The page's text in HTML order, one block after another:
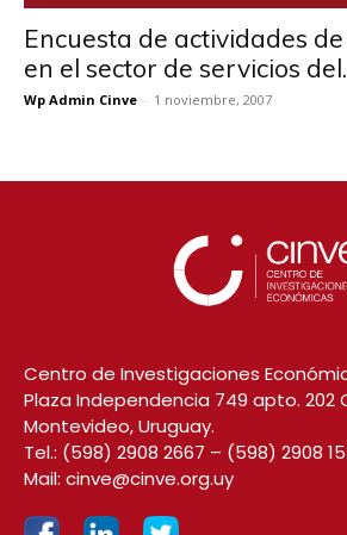
Encuesta de actividades
en el sector de servicios
Wp Admin Cinve - 1 noviembre, 2007
Centro de Investigaciones
Plaza Independencia 749 apto. 202
Montevideo, Uruguay.
Tel.: (598) 2908 2667 – (598) 2908
Mail: cinve@cinve.org.uy